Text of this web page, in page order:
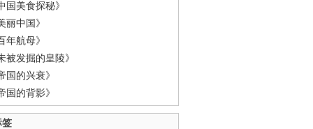
国美食探秘》
丽中国》
年航母》
被发掘的皇陵》
国的兴衰》
国的背影》
签